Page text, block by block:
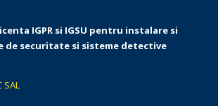
IGPR si IGSU pentru instalare si
de securitate si sisteme detective